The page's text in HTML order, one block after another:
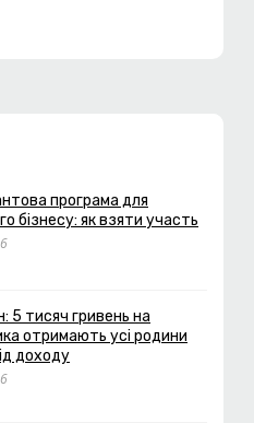
програма для
бізнесу: як взяти участь
5 тисяч гривень на
отримають усі родини
доходу